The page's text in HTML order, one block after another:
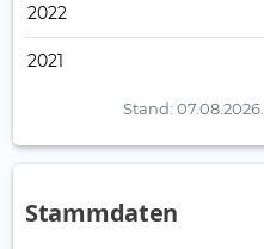
2022
2021
Stand: 07.08.2026.
Stammdaten